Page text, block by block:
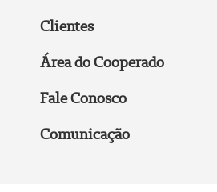
Clientes
Área do Cooperado
Fale Conosco
Comunicação